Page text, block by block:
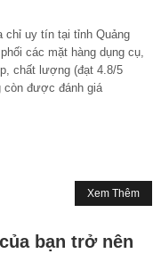
chỉ uy tín tại tỉnh Quảng
các mặt hàng dụng cụ,
chất lượng (đạt 4.8/5
còn được đánh giá
Xem Thêm
bạn trở nên